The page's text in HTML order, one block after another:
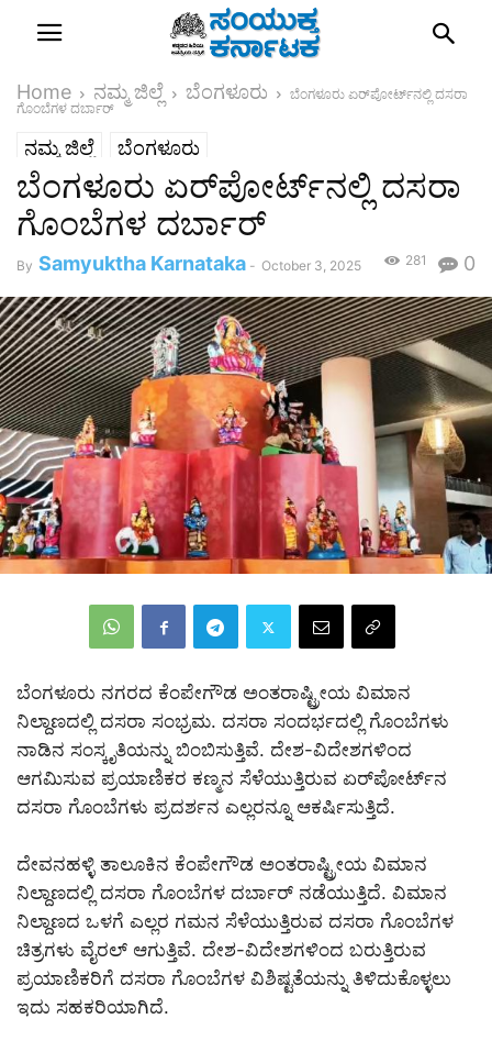
Home ನಮ್ಮ ಜಿಲ್ಲೆ ಬೆಂಗಳೂರು
ಬೆಂಗಳೂರು ಏರ್‌ಪೋರ್ಟ್‌ನಲ್ಲಿ ದಸರಾ
ಗೊಂಬೆಗಳ ದರ್ಬಾರ್
ನಮ್ಮ ಜಿಲ್ಲೆ ಬೆಂಗಳೂರು
ಬೆಂಗಳೂರು ಏರ್‌ಪೋರ್ಟ್‌ನಲ್ಲಿ ದಸರಾ
ಗೊಂಬೆಗಳ ದರ್ಬಾರ್
By Samyuktha Karnataka - October 3, 2025 0
281
ಬೆಂಗಳೂರು ನಗರದ ಕೆಂಪೇಗೌಡ ಅಂತರಾಷ್ಟ್ರೀಯ ವಿಮಾನ
ನಿಲ್ದಾಣದಲ್ಲಿ ದಸರಾ ಸಂಭ್ರಮ. ದಸರಾ ಸಂದರ್ಭದಲ್ಲಿ ಗೊಂಬೆಗಳು
ನಾಡಿನ ಸಂಸ್ಕೃತಿಯನ್ನು ಬಿಂಬಿಸುತ್ತಿವೆ. ದೇಶ-ವಿದೇಶಗಳಿಂದ
ಆಗಮಿಸುವ ಪ್ರಯಾಣಿಕರ ಕಣ್ಮನ ಸೆಳೆಯುತ್ತಿರುವ ಏರ್‌ಪೋರ್ಟ್‌ನ
ದಸರಾ ಗೊಂಬೆಗಳು ಪ್ರದರ್ಶನ ಎಲ್ಲರನ್ನೂ ಆಕರ್ಷಿಸುತ್ತಿದೆ.
ದೇವನಹಳ್ಳಿ ತಾಲೂಕಿನ ಕೆಂಪೇಗೌಡ ಅಂತರಾಷ್ಟ್ರೀಯ ವಿಮಾನ
ನಿಲ್ದಾಣದಲ್ಲಿ ದಸರಾ ಗೊಂಬೆಗಳ ದರ್ಬಾರ್ ನಡೆಯುತ್ತಿದೆ. ವಿಮಾನ
ನಿಲ್ದಾಣದ ಒಳಗೆ ಎಲ್ಲರ ಗಮನ ಸೆಳೆಯುತ್ತಿರುವ ದಸರಾ ಗೊಂಬೆಗಳ
ಚಿತ್ರಗಳು ವೈರಲ್ ಆಗುತ್ತಿವೆ. ದೇಶ-ವಿದೇಶಗಳಿಂದ ಬರುತ್ತಿರುವ
ಪ್ರಯಾಣಿಕರಿಗೆ ದಸರಾ ಗೊಂಬೆಗಳ ವಿಶಿಷ್ಟತೆಯನ್ನು ತಿಳಿದುಕೊಳ್ಳಲು
ಇದು ಸಹಕರಿಯಾಗಿದೆ.